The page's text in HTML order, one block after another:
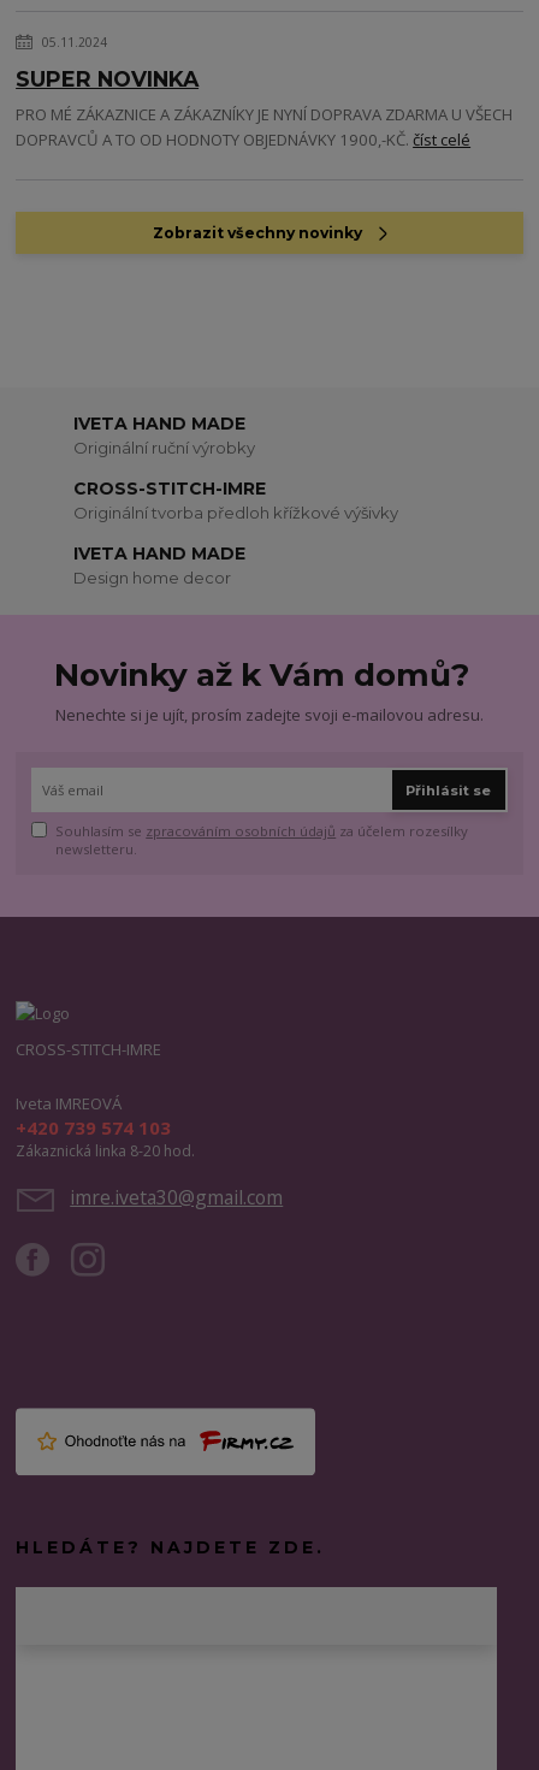
05.11.2024
SUPER NOVINKA
PRO MÉ ZÁKAZNICE A ZÁKAZNÍKY JE NYNÍ DOPRAVA ZDARMA U VŠECH
DOPRAVCŮ A TO OD HODNOTY OBJEDNÁVKY 1900,-KČ.číst celé
Zobrazit všechny novinky
IVETA HAND MADE
Originální ruční výrobky
CROSS-STITCH-IMRE
Originální tvorba předloh křížkové výšivky
IVETA HAND MADE
Design home decor
Novinky až k Vám domů?
Nenechte si je ujít, prosím zadejte svoji e-mailovou adresu.
Přihlásit se
Souhlasím se zpracováním osobních údajů za účelem rozesílky
newsletteru.
HLEDÁTE? NAJDETE ZDE.
CROSS-STITCH-IMRE
Iveta IMREOVÁ
+420 739 574 103
Zákaznická linka 8-20 hod.
imre.iveta30@gmail.com